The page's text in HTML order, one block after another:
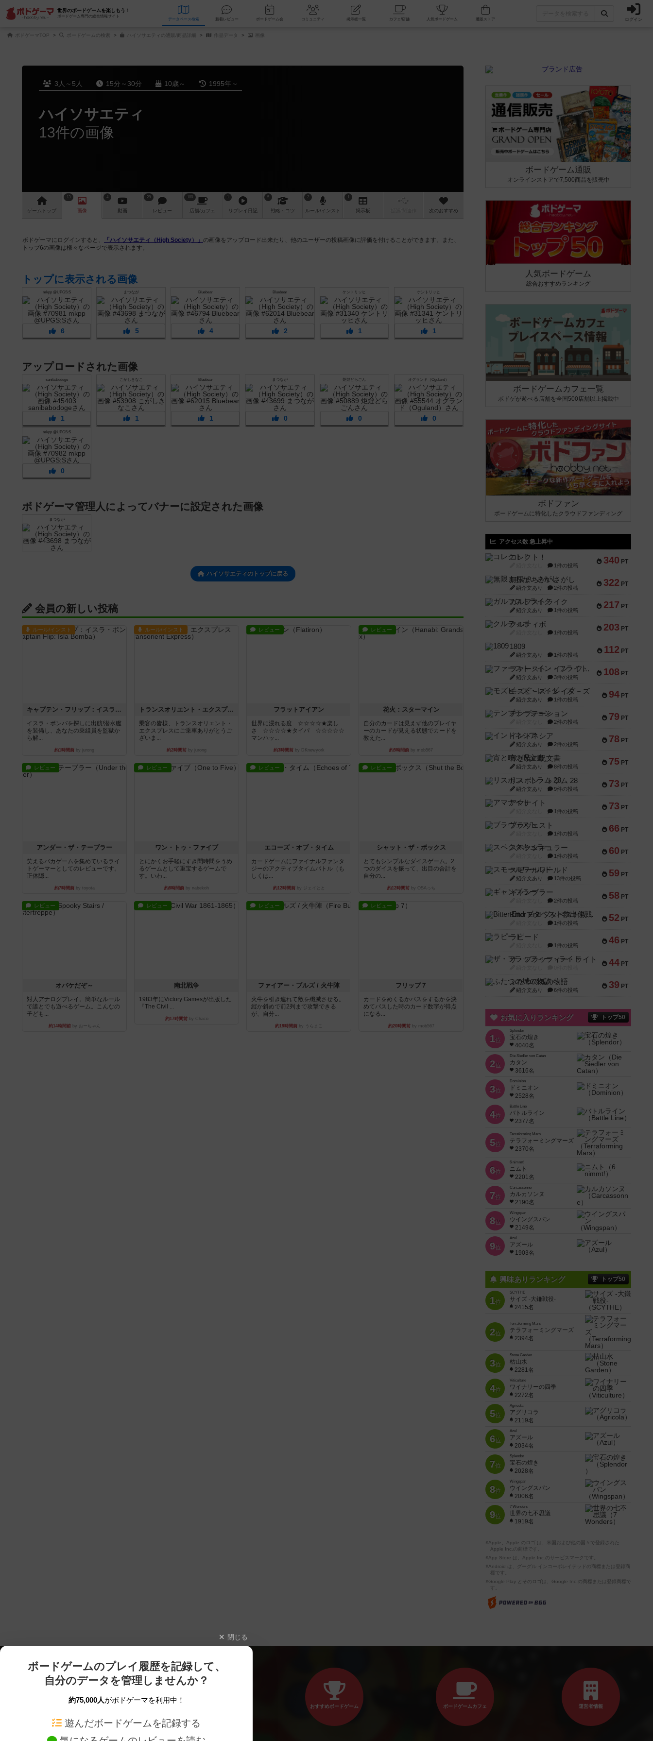
世界のボードゲームを楽しもう！
ボードゲーム専門の総合情報サイト
データベース 検索 新着レビュー ボードゲーム会 コミュニティ 掲示板一覧 カフェ/店舗 人気ボードゲーム ログイン
ボドゲーマTOP ボードゲームの検索 ハイソサエティの通販/商品詳細 作品データ 画像
3人～5人 15分～30分 10歳～ 1995年～
ハイソサエティ
13件の画像
ゲーム トップ
13
画像
4
動画
28
レビュー
180
店舗/カフェ
1
リプレイ 日記
5
戦略 ・コツ
2
ルール/インスト
1
掲示板 次のおすすめ
ボドゲーマにログインすると、 「ハイソサエティ（High Society）」 の画像をアップロード出来たり、他のユーザーの投稿画像に評価を付けることができます。また、
トップ6の画像は様々なページで表示されます。
トップに表示される画像
mkpp @UPGS:S
6
まつなが
5
Bluebear
4
Bluebear
2
ケントリッヒ
1
ケントリッヒ
1
アップロードされた画像
sanibabodoge
1
こがしきなこ
1
Bluebear
1
まつなが
0
炬燵どらごん
0
オグランド（Oguland）
0
mkpp @UPGS:S
0
ボドゲーマ管理人によってバナーに設定された画像
まつなが
ハイソサエティのトップに戻る
会員の新しい投稿
ルール/インスト
キャプテン・フリップ：イスラ・ボンバ
イスラ・ボンバを探しに出航!潜水艦
を装備し、あなたの乗組員を監獄か
ら解...
約1時間前 by jurong
ルール/インスト
トランスオリエント・エクスプレス
乗客の皆様、トランスオリエント・
エクスプレスにご乗車ありがとうご
ざいま...
約2時間前 by jurong
レビュー
フラットアイアン
世界に浸れる度 ☆☆☆☆★楽し
さ ☆☆☆☆★タイパ ☆☆☆☆☆
マンハッ...
約3時間前by DKnewyork
レビュー
花火：スターマイン
自分のカードは見えず他のプレイヤ
ーのカードが見える状態でカードを
教えた...
約5時間前 by mob567
レビュー
アンダー・ザ・テーブラー
笑えるバカゲームを集めているライ
トゲーマーとしてのレビューです。
正体隠...
約7時間前by toyota
レビュー
ワン・トゥ・ファイブ
とにかくお手軽にすき間時間をうめ
るゲームとして重宝するゲームで
す。いわ...
約8時間前 by nabekoh
レビュー
エコーズ・オブ・タイム
カードゲームにファイナルファンタ
ジーのアクティブタイムバトル（も
しくは...
約12時間前by ジェイとと
レビュー
シャット・ザ・ボックス
とてもシンプルなダイスゲーム。2
つのダイスを振って、出目の合計を
自分の...
約12時間前by OSAっち
レビュー
オバケだぞ～
対人アナログプレイ。簡単なルール
で誰とでも遊べるゲーム。こんなの
子ども...
約14時間前by おーちゃん
レビュー
南北戦争
1983年にVictory Gamesが出版した
『The Civil ...
約17時間前by Chaco
レビュー
ファイアー・ブルズ / 火牛陣
火牛を引き連れて敵を殲滅させる。
縦か斜めで前2列まで攻撃できる
が、自分...
約19時間前 by うらまこ
レビュー
フリップ７
カードをめくるかパスをするかを決
めてパスした時のカード数字が得点
になる...
約20時間前by mob567
ボードゲーム通販
オンラインストアで7,500商品を販売中
人気ボードゲーム
総合おすすめランキング
ボードゲームカフェ一覧
ボドゲが遊べる店舗を全国500店舗以上掲載中
ボドファン
ボードゲームに特化したクラウドファンディング
アクセス数 急上昇中
340 PT
コレクト！
1件の投稿
322 PT
無限まちがいさがし
紹介文あり 2件の投稿
217 PT
ガルフストライク
紹介文あり 1件の投稿
203 PT
クルティボ
1件の投稿
112 PT
1809
紹介文あり 1件の投稿
108 PT
ファースト・イン・フライト
紹介文あり 3件の投稿
94 PT
モズビ－ズ・レイダ－ズ
紹介文あり 1件の投稿
79 PT
テンプテーション
2件の投稿
78 PT
インドネシア
紹介文あり 2件の投稿
75 PT
宵と暁の呪文書
紹介文あり 8件の投稿
73 PT
リスボン・トラム 28
紹介文あり 9件の投稿
73 PT
アマナイト
1件の投稿
66 PT
ブラヴェスト
1件の投稿
60 PT
スペクタキュラー
1件の投稿
59 PT
スモールワールド
紹介文あり 13件の投稿
58 PT
ギャンブラー
2件の投稿
52 PT
Bitter End ブタペスト救出作戦
1件の投稿
46 PT
ラピード
1件の投稿
44 PT
ザ・フラッフィー・ライト
39 PT
ふたつの城の物語
紹介文あり 6件の投稿
お気に入りランキング トップ50
1位
Splendor
宝石の煌き
4040名
2位
Die Siedler von Catan
カタン
3616名
3位
Dominion
ドミニオン
2528名
4位
Battle Line
バトルライン
2377名
5位
Terraforming Mars
テラフォーミングマーズ
2370名
6位
6 nimmt!
ニムト
2201名
7位
Carcassonne
カルカソンヌ
2190名
8位
Wingspan
ウイングスパン
2149名
9位
Azul
アズール
1903名
興味ありランキング トップ50
1位
SCYTHE
サイズ -大鎌戦役-
2415名
2位
Terraforming Mars
テラフォーミングマーズ
2394名
3位
Stone Garden
枯山水
2281名
4位
Viticulture
ワイナリーの四季
2272名
5位
Agricola
アグリコラ
2119名
6位
Azul
アズール
2034名
7位
Splendor
宝石の煌き
2028名
8位
Wingspan
ウイングスパン
2006名
9位
7 Wonders
世界の七不思議
1919名
※Apple、Apple のロゴ は、米国および他の国々で登録された
Apple Inc.の商標です。
※App Store は、Apple Inc.のサービスマークです。
※Android は、グーグル インコーポレイテッドの商標または登録商
標です。
※Google Play とそのロゴは、Google Inc.の商標または登録商標で
す。
閉じる
ボードゲームのプレイ履歴を記録して、
自分のデータを管理しませんか？
約75,000人がボドゲーマを利用中！
遊んだボードゲームを記録する
おすすめボードゲーム ボードゲームカフェ 運営者情報